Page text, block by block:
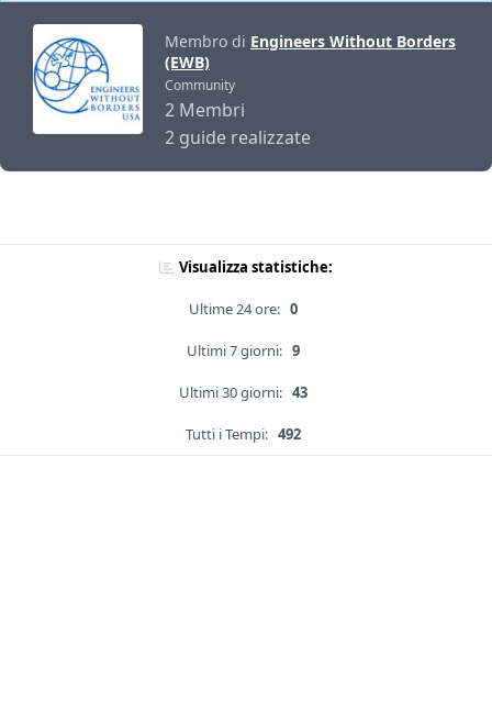
Membro di Engineers Without Borders
(EWB)
Community
2 Membri
2 guide realizzate
Visualizza statistiche:
Ultime 24 ore: 0
Ultimi 7 giorni: 9
Ultimi 30 giorni: 43
Tutti i Tempi: 492